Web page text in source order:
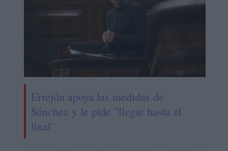
Errejón apoya las medidas de
Sánchez y le pide "llegar hasta el
final"